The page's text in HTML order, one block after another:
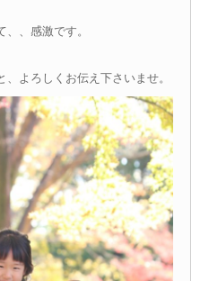
、感激です。
よろしくお伝え下さいませ。